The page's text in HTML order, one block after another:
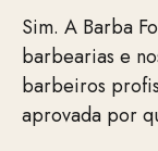
Sim. A Barba
barbearias e
barbeiros
aprovada por